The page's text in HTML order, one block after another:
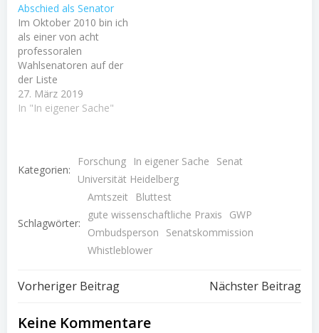
Fehlverhalten eines
Mitglieds unserer
Universität. Die
Ombudsperson ist eine
Vertrauensperson und
versucht bereits im
Vorfeld durch Gespräche
mit allen Beteiligten,
erst…
Abschied als Senator
Im Oktober 2010 bin ich
als einer von acht
professoralen
Wahlsenatoren auf der
der Liste
"Initiative/Semper
Apertus" (hier der
geworden (nachdem ich
schon einmal von 2002
bis 2003 eine halbe
hatte). Die erste
Senatssitzung trug die
laufende Nummer #387
27. März 2019
In "In eigener Sache"
Kategorien:
Forschung In eigener Sache
Senat
Universität Heidelberg
Schlagwörter:
Amtszeit
Bluttest
gute wissenschaftliche Praxis
GWP
Ombudsperson
Senatskommission
Whistleblower
Beitragsnavigation
Vorheriger Beitrag Nächster Beitrag
Keine Kommentare